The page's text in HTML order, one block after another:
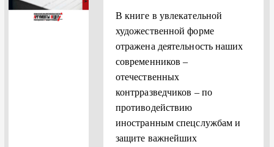
В книге в увлекательной
художественной форме
отражена деятельность наших
современников –
отечественных
контрразведчиков – по
противодействию
иностранным спецслужбам и
защите важнейших